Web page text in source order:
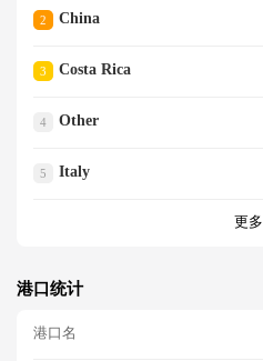
2 China
3 Costa Rica
4 Other
5 Italy
更多
港口统计
港口名